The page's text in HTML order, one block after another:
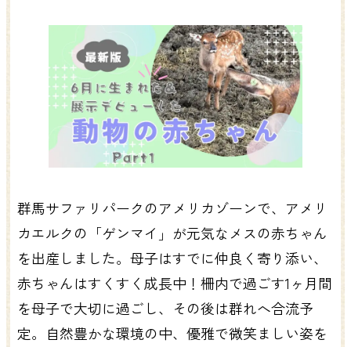
群馬サファリパークのアメリカゾーンで、アメリ
カエルクの「ゲンマイ」が元気なメスの赤ちゃん
を出産しました。母子はすでに仲良く寄り添い、
赤ちゃんはすくすく成長中！柵内で過ごす1ヶ月間
を母子で大切に過ごし、その後は群れへ合流予
定。自然豊かな環境の中、優雅で微笑ましい姿を